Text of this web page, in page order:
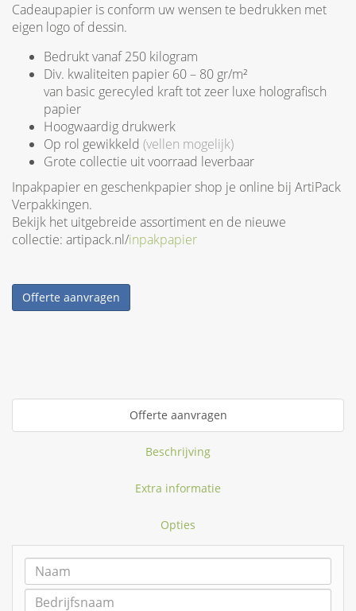
Cadeaupapier is conform uw wensen te bedrukken met
eigen logo of dessin.
Bedrukt vanaf 250 kilogram
Div. kwaliteiten papier 60 – 80 gr/m²
van basic gerecyled kraft tot zeer luxe holografisch
papier
Hoogwaardig drukwerk
Op rol gewikkeld (vellen mogelijk)
Grote collectie uit voorraad leverbaar
Inpakpapier en geschenkpapier shop je online bij ArtiPack
Verpakkingen.
Bekijk het uitgebreide assortiment en de nieuwe
collectie: artipack.nl/inpakpapier
Offerte aanvragen
Offerte aanvragen
Beschrijving
Extra informatie
Opties